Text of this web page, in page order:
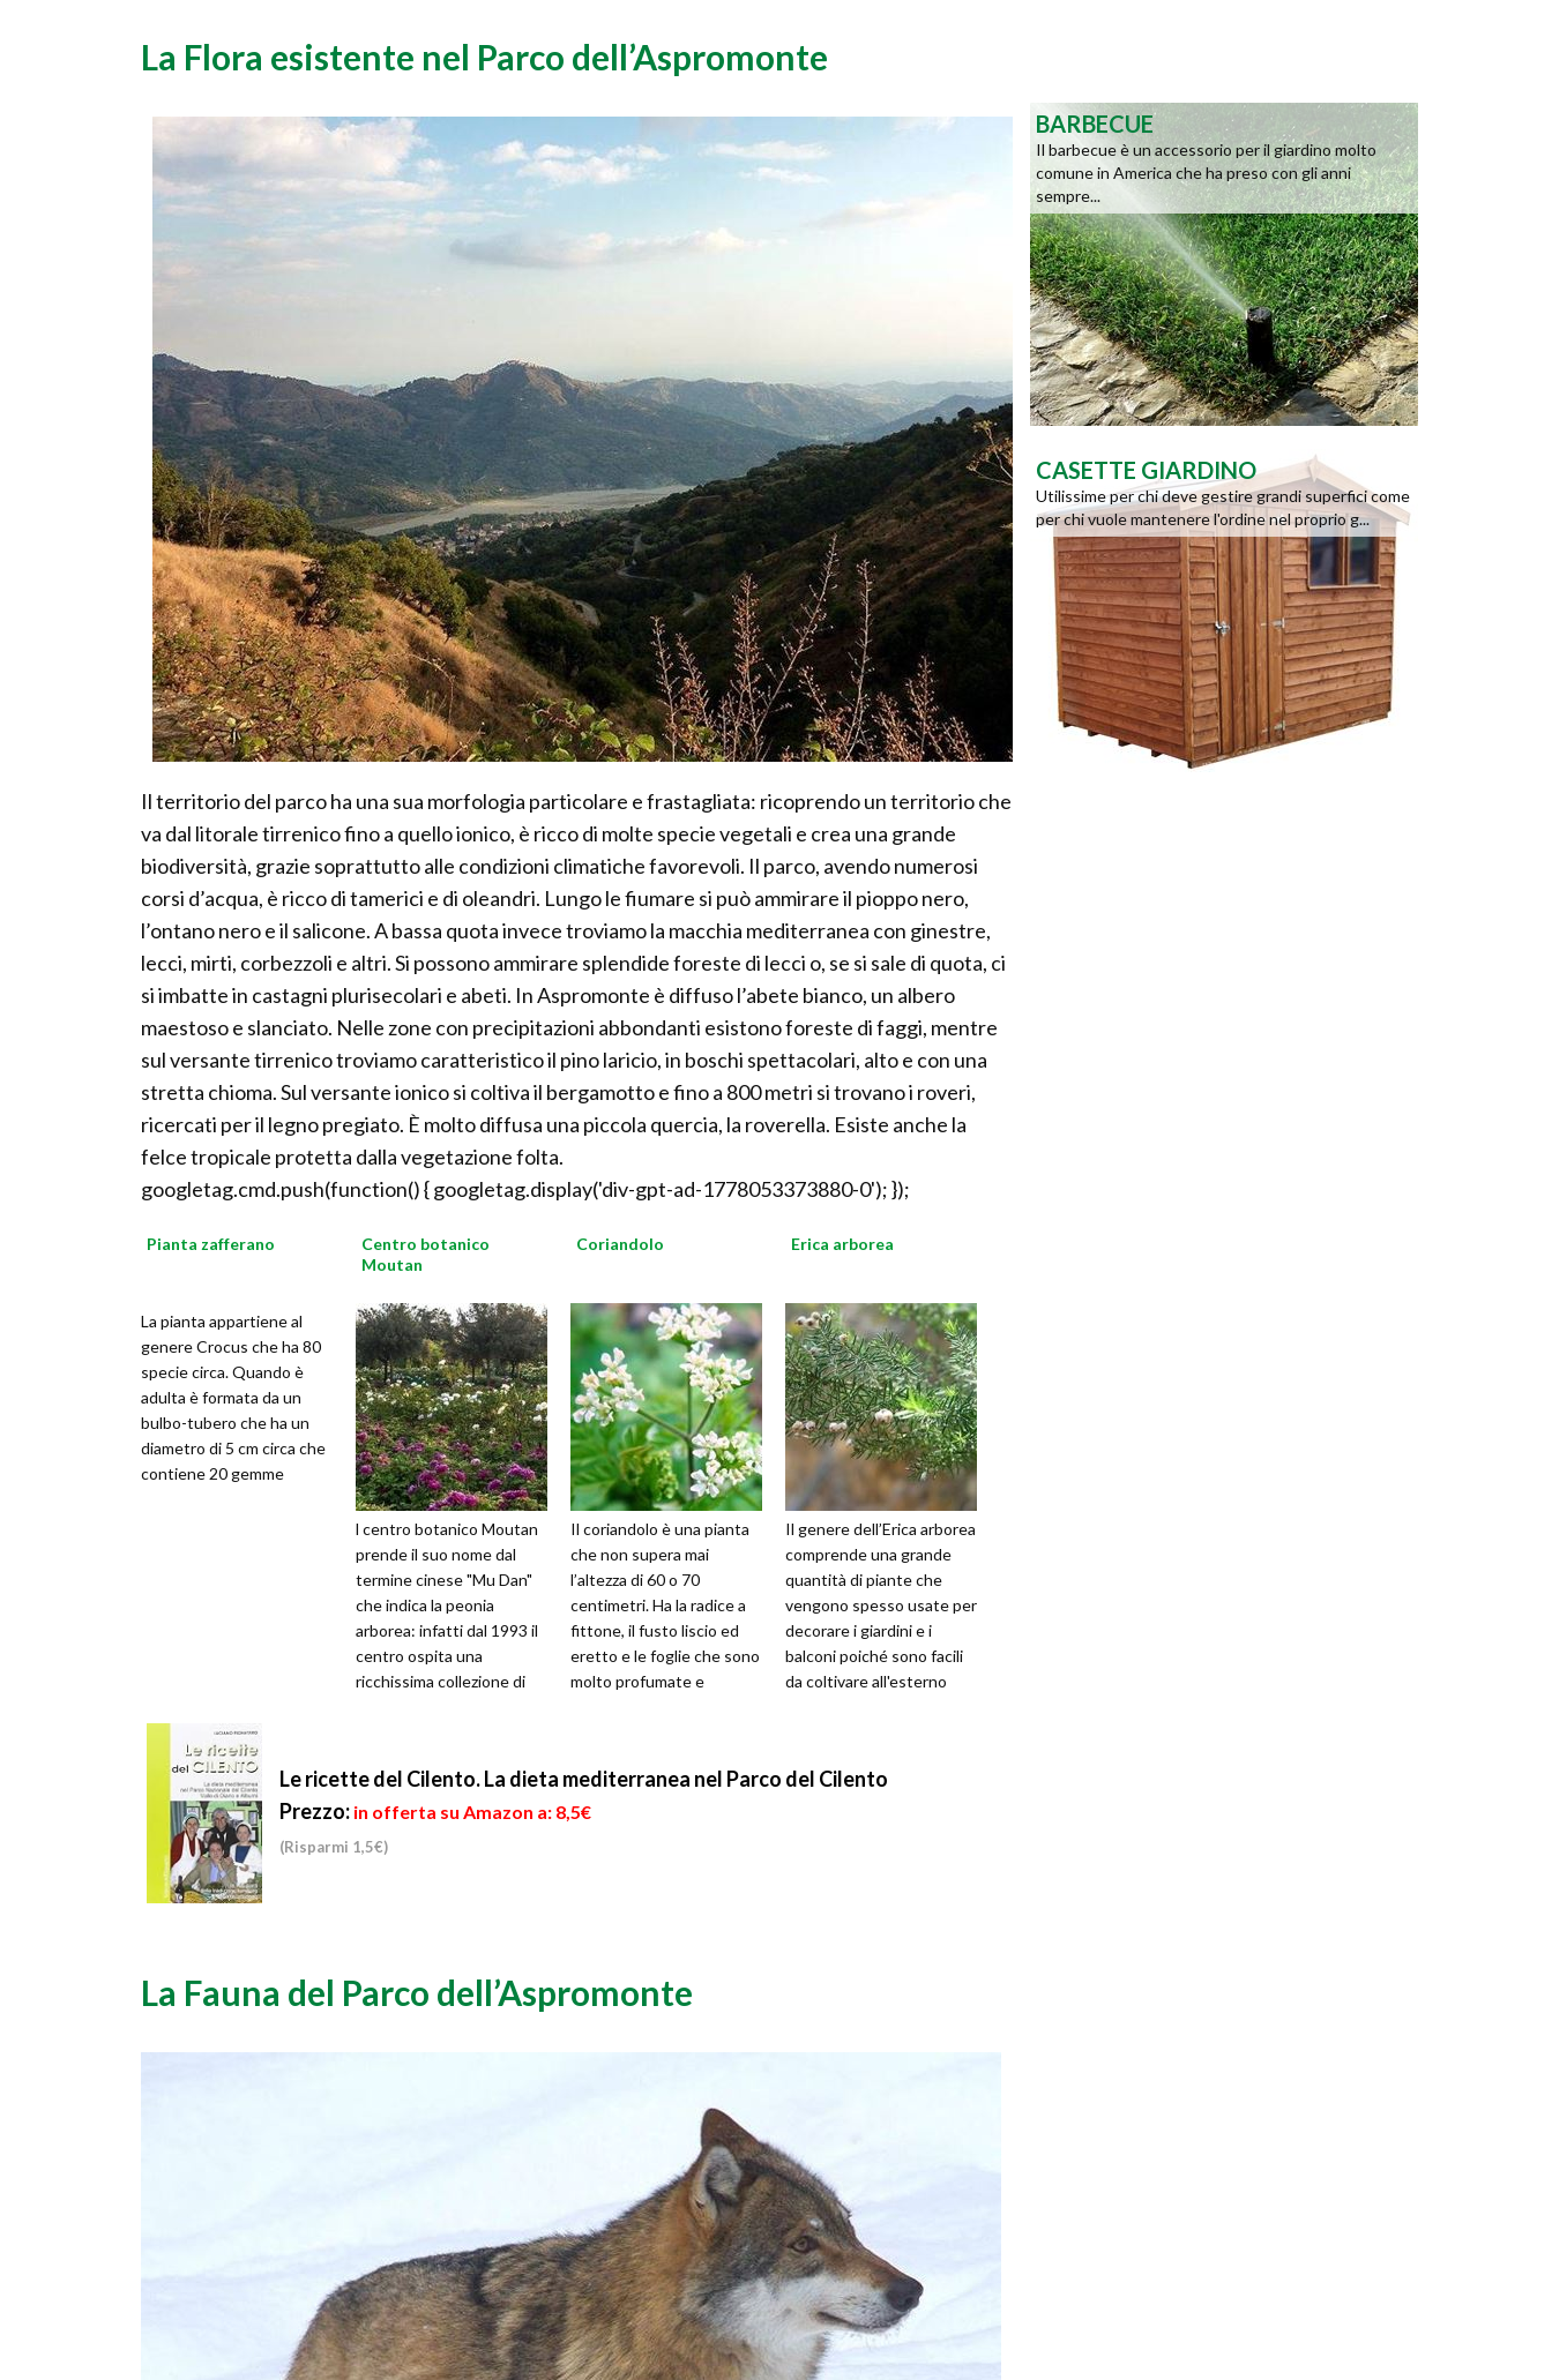
La Flora esistente nel Parco dell’Aspromonte
Il territorio del parco ha una sua morfologia particolare e frastagliata: ricoprendo un territorio che
va dal litorale tirrenico fino a quello ionico, è ricco di molte specie vegetali e crea una grande
biodiversità, grazie soprattutto alle condizioni climatiche favorevoli. Il parco, avendo numerosi
corsi d’acqua, è ricco di tamerici e di oleandri. Lungo le fiumare si può ammirare il pioppo nero,
l’ontano nero e il salicone. A bassa quota invece troviamo la macchia mediterranea con ginestre,
lecci, mirti, corbezzoli e altri. Si possono ammirare splendide foreste di lecci o, se si sale di quota, ci
si imbatte in castagni plurisecolari e abeti. In Aspromonte è diffuso l’abete bianco, un albero
maestoso e slanciato. Nelle zone con precipitazioni abbondanti esistono foreste di faggi, mentre
sul versante tirrenico troviamo caratteristico il pino laricio, in boschi spettacolari, alto e con una
stretta chioma. Sul versante ionico si coltiva il bergamotto e fino a 800 metri si trovano i roveri,
ricercati per il legno pregiato. È molto diffusa una piccola quercia, la roverella. Esiste anche la
felce tropicale protetta dalla vegetazione folta.
googletag.cmd.push(function() { googletag.display('div-gpt-ad-1778053373880-0'); });
Pianta zafferano
La pianta appartiene al
genere Crocus che ha 80
specie circa. Quando è
adulta è formata da un
bulbo-tubero che ha un
diametro di 5 cm circa che
contiene 20 gemme
Centro botanico
Moutan
l centro botanico Moutan
prende il suo nome dal
termine cinese "Mu Dan"
che indica la peonia
arborea: infatti dal 1993 il
centro ospita una
ricchissima collezione di
Coriandolo
Il coriandolo è una pianta
che non supera mai
l’altezza di 60 o 70
centimetri. Ha la radice a
fittone, il fusto liscio ed
eretto e le foglie che sono
molto profumate e
Erica arborea
Il genere dell’Erica arborea
comprende una grande
quantità di piante che
vengono spesso usate per
decorare i giardini e i
balconi poiché sono facili
da coltivare all'esterno
Le ricette del Cilento. La dieta mediterranea nel Parco del Cilento
Prezzo: in offerta su Amazon a: 8,5€
(Risparmi 1,5€)
La Fauna del Parco dell’Aspromonte
BARBECUE
Il barbecue è un accessorio per il giardino molto
comune in America che ha preso con gli anni
sempre...
CASETTE GIARDINO
Utilissime per chi deve gestire grandi superfici come
per chi vuole mantenere l'ordine nel proprio g...